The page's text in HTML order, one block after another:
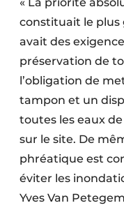
« La priorité
constituait le plus
avait des
préservation de
l’obligation de
tampon et un
toutes les eaux
sur le site. De
phréatique est
éviter les
Yves Van